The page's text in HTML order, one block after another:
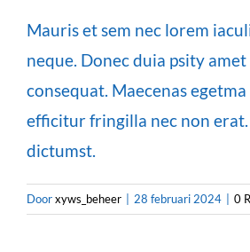
Contact
NL
Mauris et sem nec lorem
neque. Donec duia psity
consequat. Maecenas
efficitur fringilla nec non erat.
dictumst.
Doorxyws_beheer 28 februari 2024 0